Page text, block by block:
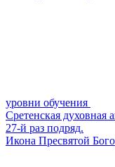
уровни обучения
Сретенская духовная
27-й раз подряд.
Икона Пресвятой